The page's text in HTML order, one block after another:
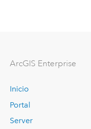
ArcGIS Enterprise
Inicio
Portal
Server